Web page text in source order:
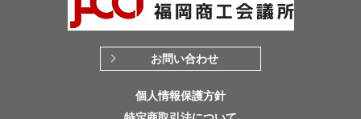
お問い合わせ
個人情報保護方針